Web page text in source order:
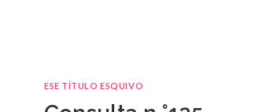
ESE TÍTULO ESQUIVO